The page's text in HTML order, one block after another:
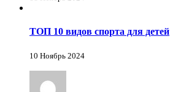
ТОП 10 видов спорта для детей
10 Ноябрь 2024